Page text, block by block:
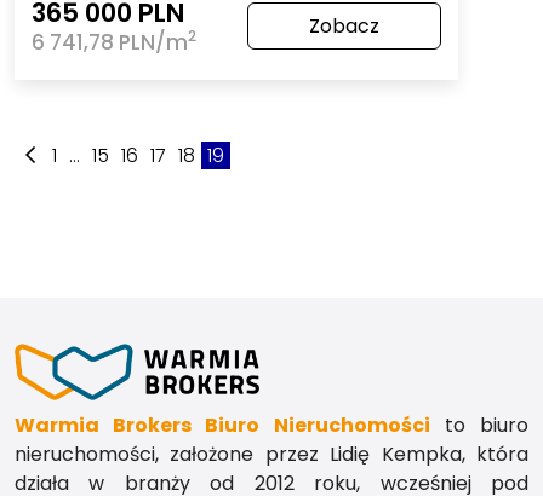
365 000 PLN
6 741,78 PLN/m2 Zobacz
1 ... 15 16 17 18 19
Warmia Brokers Biuro Nieruchomości to biuro
nieruchomości, założone przez Lidię Kempka, która
działa w branży od 2012 roku, wcześniej pod